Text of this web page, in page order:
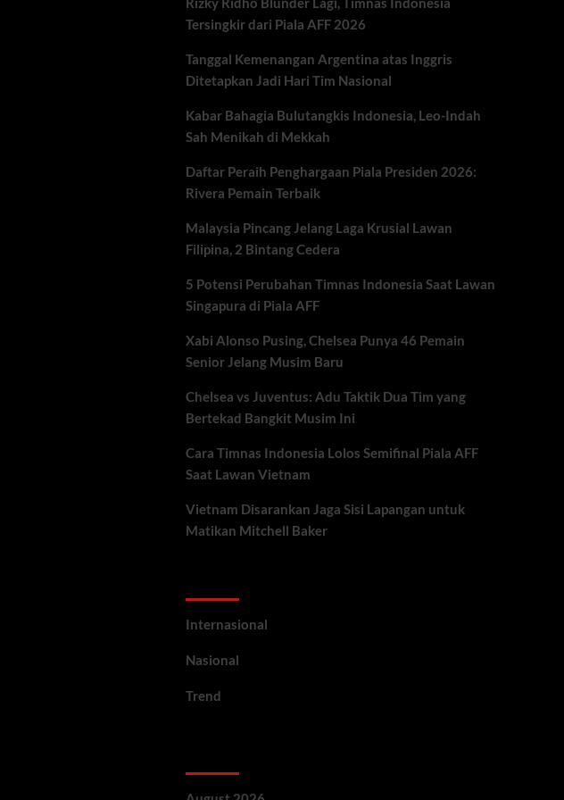
Tersingkir dari Piala AFF 2026
Tanggal Kemenangan Argentina atas Inggris
Ditetapkan Jadi Hari Tim Nasional
Kabar Bahagia Bulutangkis Indonesia, Leo-Indah
Sah Menikah di Mekkah
Daftar Peraih Penghargaan Piala Presiden 2026:
Rivera Pemain Terbaik
Malaysia Pincang Jelang Laga Krusial Lawan
Filipina, 2 Bintang Cedera
5 Potensi Perubahan Timnas Indonesia Saat Lawan
Singapura di Piala AFF
Xabi Alonso Pusing, Chelsea Punya 46 Pemain
Senior Jelang Musim Baru
Chelsea vs Juventus: Adu Taktik Dua Tim yang
Bertekad Bangkit Musim Ini
Cara Timnas Indonesia Lolos Semifinal Piala AFF
Saat Lawan Vietnam
Vietnam Disarankan Jaga Sisi Lapangan untuk
Matikan Mitchell Baker
Internasional
Nasional
Trend